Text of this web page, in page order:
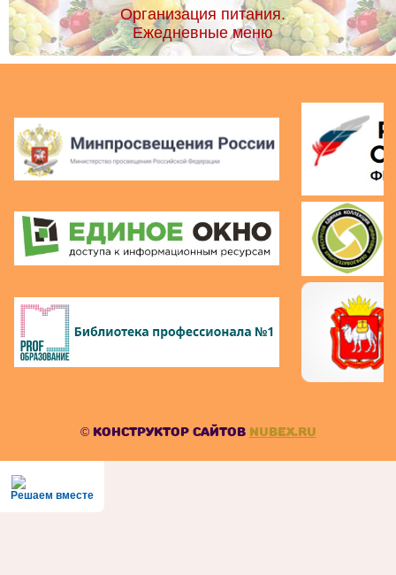
Организация питания.
Ежедневные меню
© Конструктор сайтов Nubex.ru
Решаем вместе